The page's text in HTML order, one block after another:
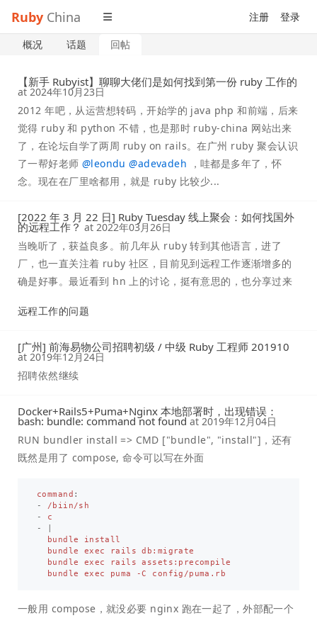
Ruby China 注册 登录
概况 话题 回帖
【新手 Rubyist】聊聊大佬们是如何找到第一份 ruby 工作的
at 2024年10月23日
2012 年吧，从运营想转码，开始学的 java php 和前端，后来
觉得 ruby 和 python 不错，也是那时 ruby-china 网站出来
了，在论坛自学了两周 ruby on rails。在广州 ruby 聚会认识
了一帮好老师 @leondu @adevadeh ，哇都是多年了，怀
念。现在在厂里啥都用，就是 ruby 比较少...
[2022 年 3 月 22 日] Ruby Tuesday 线上聚会：如何找国外
的远程工作？ at 2022年03月26日
当晚听了，获益良多。前几年从 ruby 转到其他语言，进了
厂，也一直关注着 ruby 社区，目前见到远程工作逐渐增多的
确是好事。最近看到 hn 上的讨论，挺有意思的，也分享过来
远程工作的问题
[广州] 前海易物公司招聘初级 / 中级 Ruby 工程师 201910
at 2019年12月24日
招聘依然继续
Docker+Rails5+Puma+Nginx 本地部署时，出现错误：
bash: bundle: command not found at2019年12月04日
RUN bundler install => CMD ["bundle", "install"]，还有
既然是用了 compose, 命令可以写在外面
command :
-
/biin/sh
-
c
-
bundle install
bundle exec rails db:migrate
bundle exec rails assets:precompile
bundle exec puma -C config/puma.rb
一般用 compose，就没必要 nginx 跑在一起了，外部配一个